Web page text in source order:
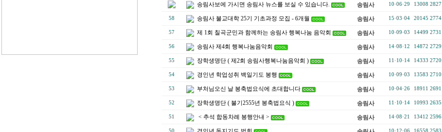
송림사보에 가시면 송림사 뉴스를 보실 수 있습니다. 송림사 10·06·29 13008 2827
58 송림사 불교대학 25기 기초과정 모집 - 6개월 송림사 15·03·04 20145 2774
57 제 1회 칠곡군민과 함께하는 송림사 행복나눔 음악회 송림사 10·09·03 14499 2731
56 송림사 제4회 행복나눔음악회 송림사 14·08·12 14872 2729
55 장학생명단 ( 제2회 송림사행복나눔음악회 ) 송림사 11·10·14 14333 2720
54 경인년 학업성취 백일기도 봉행 송림사 10·09·03 13583 2710
53 부처님오신 날 봉축법요식에 초대합니다 송림사 10·04·26 18911 2691
52 장학생명단 ( 불기2555년 봉축법요식 ) 송림사 11·10·14 10993 2635
51 < 추석 합동차례 봉행안내 > 송림사 14·08·21 13412 2596
50 10·12·06 16558 2583